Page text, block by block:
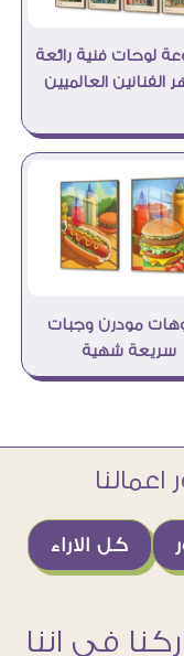
لوحات فنية رائعة
الفنانين العالميين
مودرن وجبات
سريعة شهية
كل الاراء
بيت شاركنا فى اننا